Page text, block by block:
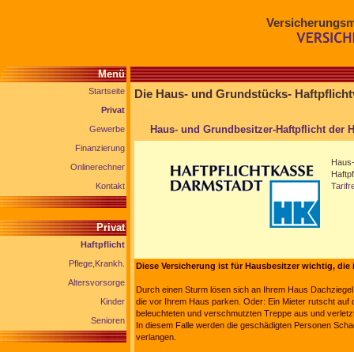
Menü
Startseite
Privat
Gewerbe
Finanzierung
Onlinerechner
Kontakt
Privat
Haftpflicht
Pflege,Krankh.
Altersvorsorge
Kinder
Senioren
Die Haus- und Grundstücks-
Haus- und Grundbesitzer-Haftpflicht der
Diese Versicherung ist für Hausbesitzer wichtig, die
Durch einen Sturm lösen sich an Ihrem Haus
die vor Ihrem Haus parken. Oder: Ein Mieter rutscht auf
beleuchteten und verschmutzten Treppe aus und
In diesem Falle werden die geschädigten Personen
verlangen.